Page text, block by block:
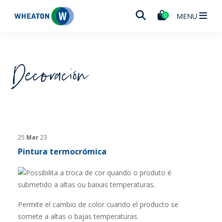
Wheaton 0 MENU
Decoración
25 Mar23
Pintura termocrómica
Permite el cambio de color cuando el producto se
somete a altas o bajas temperaturas.